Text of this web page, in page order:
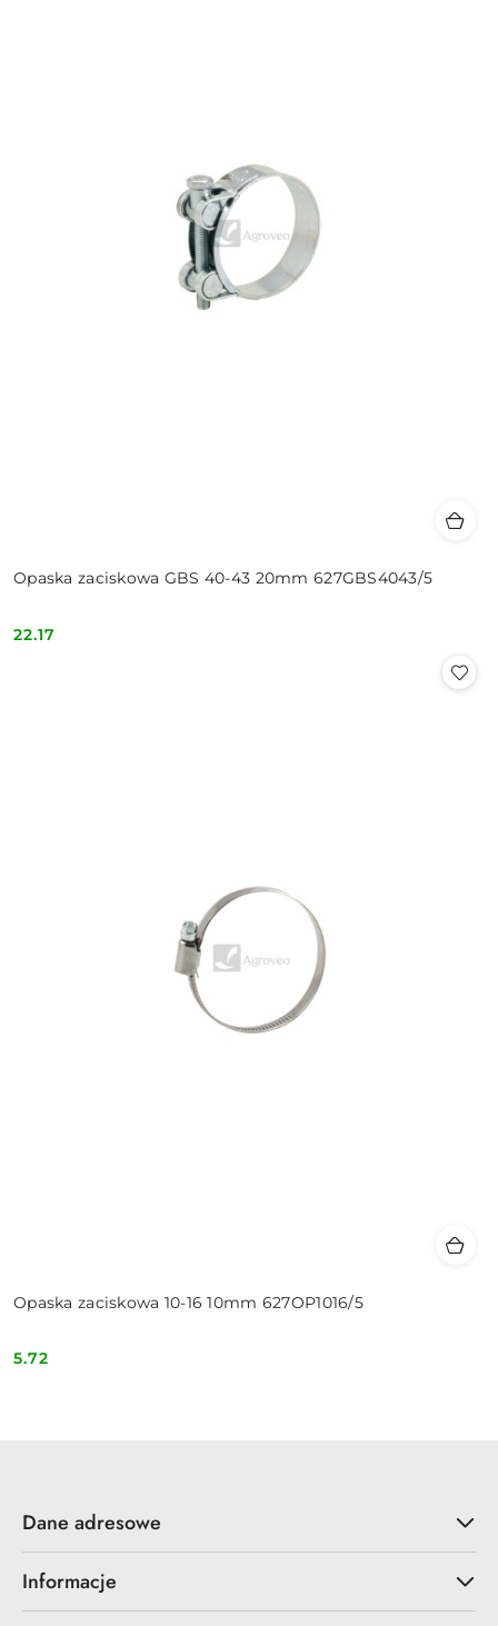
Opaska zaciskowa GBS 40-43 20mm 627GBS4043/5
Cena:
22.17
Opaska zaciskowa 10-16 10mm 627OP1016/5
Cena:
5.72
Dane adresowe
Informacje